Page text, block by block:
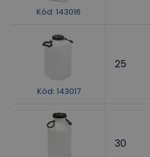
Kód: 143016
Kód: 143017
25
30